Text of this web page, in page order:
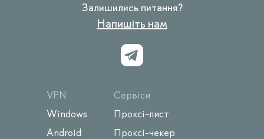
Залишились питання?
Напишіть нам
VPN
Windows
Android
Сервіси
Проксі-лист
Проксі-чекер